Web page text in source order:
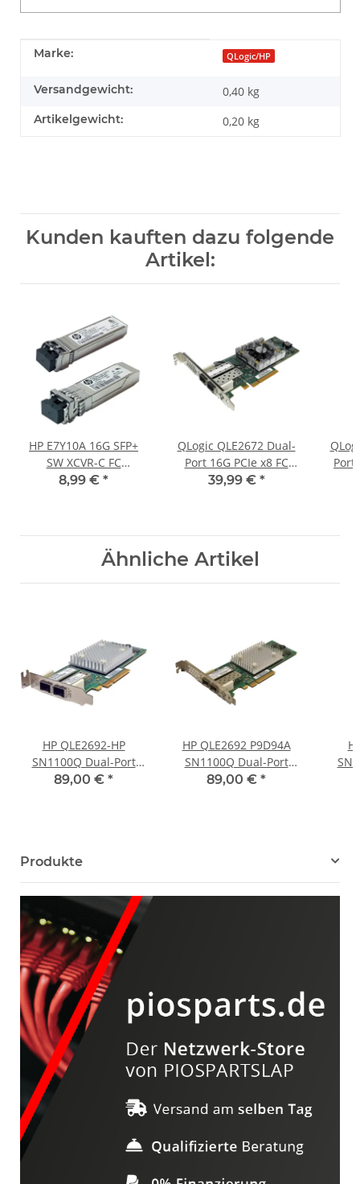
Produkteigenschaft
Wert
Marke: QLogic/HP
Versandgewicht: 0,40 kg
Artikelgewicht: 0,20 kg
Kunden kauften dazu folgende
Artikel:
HP E7Y10A 16G SFP+
SW XCVR-C FC
Transceiver Module
8,99 € *
QLogic QLE2672 Dual-
Port 16G PCIe x8 FC
Server Adapter
39,99 € *
Port
Ähnliche Artikel
HP QLE2692-HP
SN1100Q Dual-Port
16Gb FC HBA 853011-
89,00 € *
HP QLE2692 P9D94A
SN1100Q Dual-Port
16Gb FC HBA for
89,00 € *
Produkte